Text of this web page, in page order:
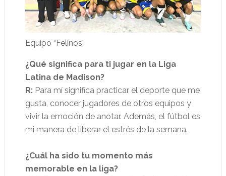
Equipo “Felinos”
¿Qué significa para ti jugar en la Liga
Latina de Madison?
R:Para mí significa practicar el deporte que me
gusta, conocer jugadores de otros equipos y
vivir la emoción de anotar. Además, el fútbol es
mi manera de liberar el estrés de la semana.
¿Cuál ha sido tu momento más
memorable en la liga?